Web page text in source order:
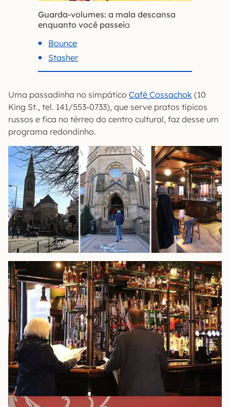
Guarda-volumes: a mala descansa
enquanto você passeia
Bounce
Stasher
Uma passadinha no simpático Café Cossachok (10
King St., tel. 141/553-0733), que serve pratos típicos
russos e fica no térreo do centro cultural, faz desse um
programa redondinho.